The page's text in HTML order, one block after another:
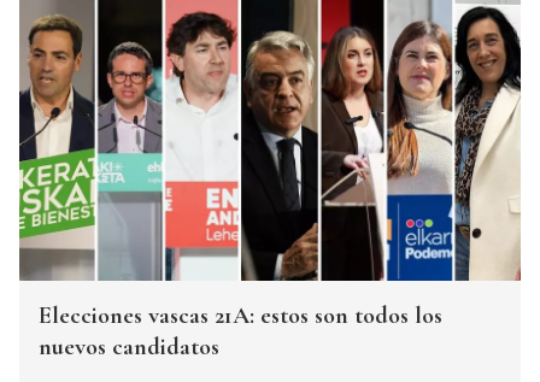
Elecciones vascas 21A: estos son todos los
nuevos candidatos